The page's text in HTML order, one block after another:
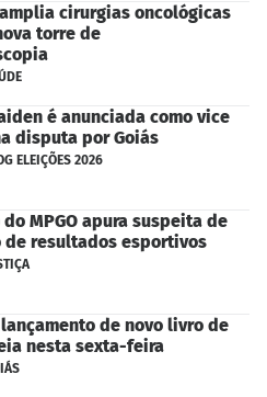
cirurgias oncológicas
torre de
é anunciada como vice
disputa por Goiás
ELEIÇÕES 2026
MPGO apura suspeita de
de resultados esportivos
lançamento de novo livro de
nesta sexta-feira